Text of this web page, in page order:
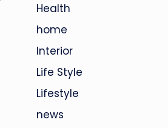
Health
home
Interior
Life Style
Lifestyle
news